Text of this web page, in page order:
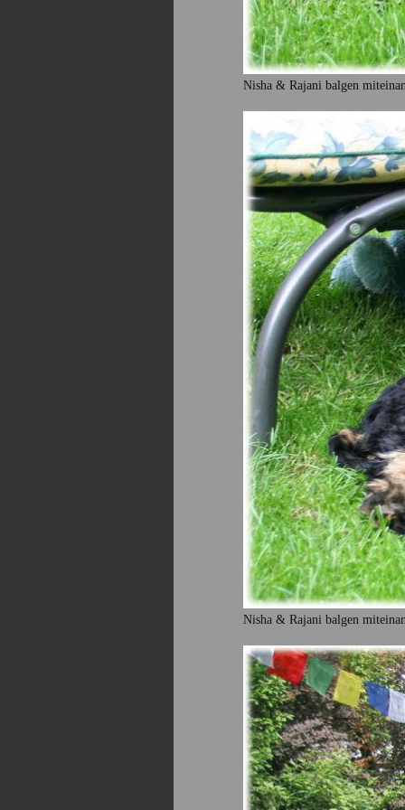
Nisha & Rajani balgen
Nisha & Rajani balgen